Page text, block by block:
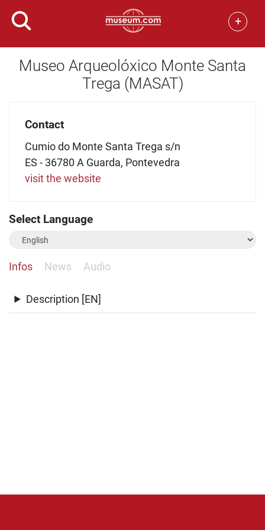
+
Museo Arqueolóxico Monte Santa
Trega (MASAT)
Contact
Cumio do Monte Santa Trega s/n
ES - 36780 A Guarda, Pontevedra
visit the website
Select Language
Infos News Audio
Description [EN]